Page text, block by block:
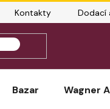
Kontakty Dodací
Bazar Wagner